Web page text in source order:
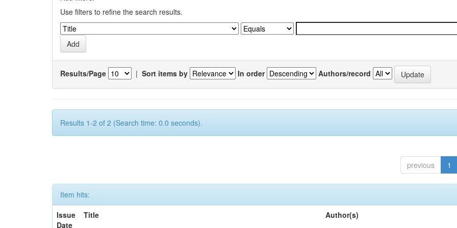
Use filters to refine the search results.
Results/Page | Sort items by In order Authors/record
Results 1-2 of 2 (Search time: 0.0 seconds).
previous 1
Item hits:
Issue
Date
Title Author(s)